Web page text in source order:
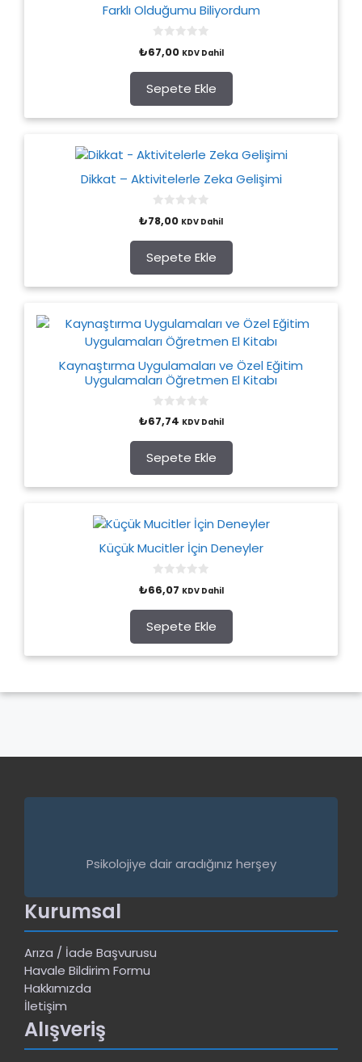
Farklı Olduğumu Biliyordum
o
t
o
f
5
₺67,00 KDV Dahil
Sepete Ekle
Dikkat – Aktivitelerle Zeka Gelişimi
o
t
o
f
5
₺78,00 KDV Dahil
Sepete Ekle
Kaynaştırma Uygulamaları ve Özel Eğitim
Uygulamaları Öğretmen El Kitabı
0
o
t
o
f
5
₺67,74 KDV Dahil
Sepete Ekle
Küçük Mucitler İçin Deneyler
0
o
t
o
f
5
₺66,07 KDV Dahil
Sepete Ekle
Psikolojiye dair aradığınız herşey
Kurumsal
Arıza / İade Başvurusu
Havale Bildirim Formu
Hakkımızda
İletişim
Alışveriş